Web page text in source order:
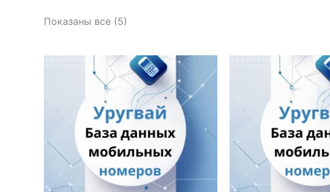
Показаны все (5)